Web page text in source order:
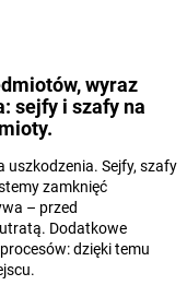
wyraz
sejfy i szafy na
uszkodzenia. Sejfy, szafy
zamknięć
– przed
Dodatkowe
dzięki temu